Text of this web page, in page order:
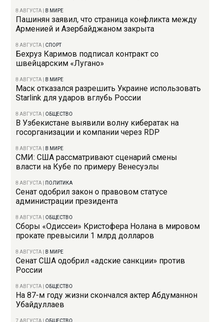
8 АВГУСТА В МИРЕ
Пашинян заявил, что страница конфликта между
Арменией и Азербайджаном закрыта
8 АВГУСТА СПОРТ
Бехруз Каримов подписал контракт со
швейцарским «Лугано»
8 АВГУСТА В МИРЕ
Маск отказался разрешить Украине использовать
Starlink для ударов вглубь России
8 АВГУСТА ОБЩЕСТВО
В Узбекистане выявили волну кибератак на
госорганизации и компании через RDP
8 АВГУСТА В МИРЕ
СМИ: США рассматривают сценарий смены
власти на Кубе по примеру Венесуэлы
8 АВГУСТА ПОЛИТИКА
Сенат одобрил закон о правовом статусе
администрации президента
8 АВГУСТА ОБЩЕСТВО
Сборы «Одиссеи» Кристофера Нолана в мировом
прокате превысили 1 млрд долларов
8 АВГУСТА В МИРЕ
Сенат США одобрил «адские санкции» против
России
8 АВГУСТА ОБЩЕСТВО
На 87-м году жизни скончался актер Абдуманнон
Убайдуллаев
7 АВГУСТА ОБЩЕСТВО